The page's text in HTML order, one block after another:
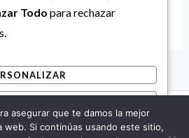
Alcaldía Bolivariana de Mara.
Todo para rechazar
TODO
asegurar que te damos la mejor
web. Si continúas usando este sitio,